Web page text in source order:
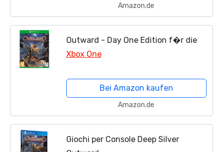
Amazon.de
Outward - Day One Edition f�r die
Xbox One
Bei Amazon kaufen
Amazon.de
Giochi per Console Deep Silver